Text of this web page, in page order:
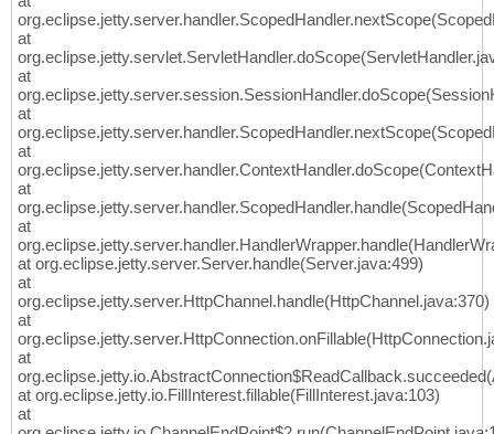
at
at
at
at
at
at
at org.eclipse.jetty.server.Server.handle(Server.java:499)
at
org.eclipse.jetty.server.HttpChannel.handle(HttpChannel.java:370)
at
at
at org.eclipse.jetty.io.FillInterest.fillable(FillInterest.java:103)
at